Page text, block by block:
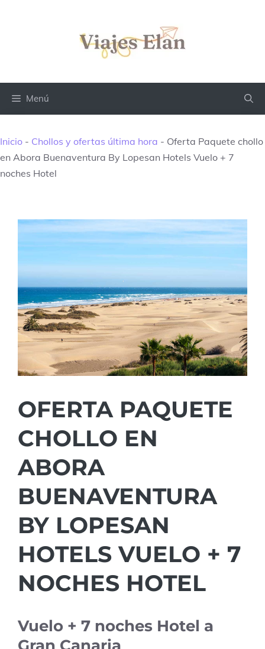
Menú
Inicio - Chollos y ofertas última hora - Oferta Paquete chollo
en Abora Buenaventura By Lopesan Hotels Vuelo + 7
noches Hotel
OFERTA PAQUETE
CHOLLO EN
ABORA
BUENAVENTURA
BY LOPESAN
HOTELS VUELO + 7
NOCHES HOTEL
Vuelo + 7 noches Hotel a